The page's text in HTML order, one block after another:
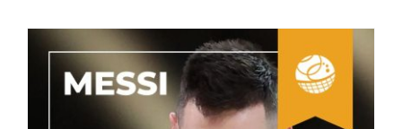
La estrella del Mundo del Baloncesto